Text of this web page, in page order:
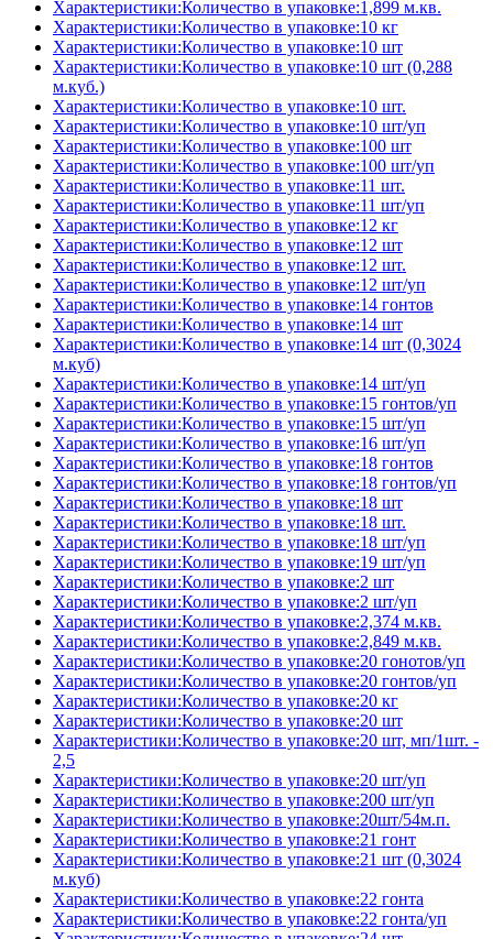
Характеристики:Количество в упаковке:1,899 м.кв.
Характеристики:Количество в упаковке:10 кг
Характеристики:Количество в упаковке:10 шт
Характеристики:Количество в упаковке:10 шт (0,288
м.куб.)
Характеристики:Количество в упаковке:10 шт.
Характеристики:Количество в упаковке:10 шт/уп
Характеристики:Количество в упаковке:100 шт
Характеристики:Количество в упаковке:100 шт/уп
Характеристики:Количество в упаковке:11 шт.
Характеристики:Количество в упаковке:11 шт/уп
Характеристики:Количество в упаковке:12 кг
Характеристики:Количество в упаковке:12 шт
Характеристики:Количество в упаковке:12 шт.
Характеристики:Количество в упаковке:12 шт/уп
Характеристики:Количество в упаковке:14 гонтов
Характеристики:Количество в упаковке:14 шт
Характеристики:Количество в упаковке:14 шт (0,3024
м.куб)
Характеристики:Количество в упаковке:14 шт/уп
Характеристики:Количество в упаковке:15 гонтов/уп
Характеристики:Количество в упаковке:15 шт/уп
Характеристики:Количество в упаковке:16 шт/уп
Характеристики:Количество в упаковке:18 гонтов
Характеристики:Количество в упаковке:18 гонтов/уп
Характеристики:Количество в упаковке:18 шт
Характеристики:Количество в упаковке:18 шт.
Характеристики:Количество в упаковке:18 шт/уп
Характеристики:Количество в упаковке:19 шт/уп
Характеристики:Количество в упаковке:2 шт
Характеристики:Количество в упаковке:2 шт/уп
Характеристики:Количество в упаковке:2,374 м.кв.
Характеристики:Количество в упаковке:2,849 м.кв.
Характеристики:Количество в упаковке:20 гонотов/уп
Характеристики:Количество в упаковке:20 гонтов/уп
Характеристики:Количество в упаковке:20 кг
Характеристики:Количество в упаковке:20 шт
Характеристики:Количество в упаковке:20 шт, мп/1шт. -
2,5
Характеристики:Количество в упаковке:20 шт/уп
Характеристики:Количество в упаковке:200 шт/уп
Характеристики:Количество в упаковке:20шт/54м.п.
Характеристики:Количество в упаковке:21 гонт
Характеристики:Количество в упаковке:21 шт (0,3024
м.куб)
Характеристики:Количество в упаковке:22 гонта
Характеристики:Количество в упаковке:22 гонта/уп